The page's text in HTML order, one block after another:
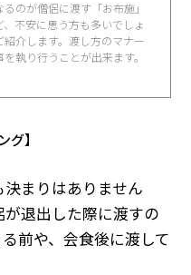
のが僧侶に渡す「お布施」
不安に思う方も多いでしょ
介します。渡し方のマナー
執り行うことが出来ます。
グ】
まりはありません
退出した際に渡すの
前や、会食後に渡して